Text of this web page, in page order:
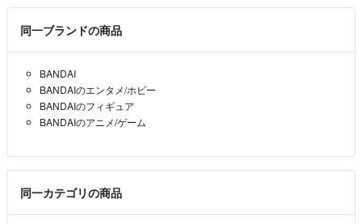
同一ブランドの商品
BANDAI
BANDAIのエンタメ/ホビー
BANDAIのフィギュア
BANDAIのアニメ/ゲーム
同一カテゴリの商品